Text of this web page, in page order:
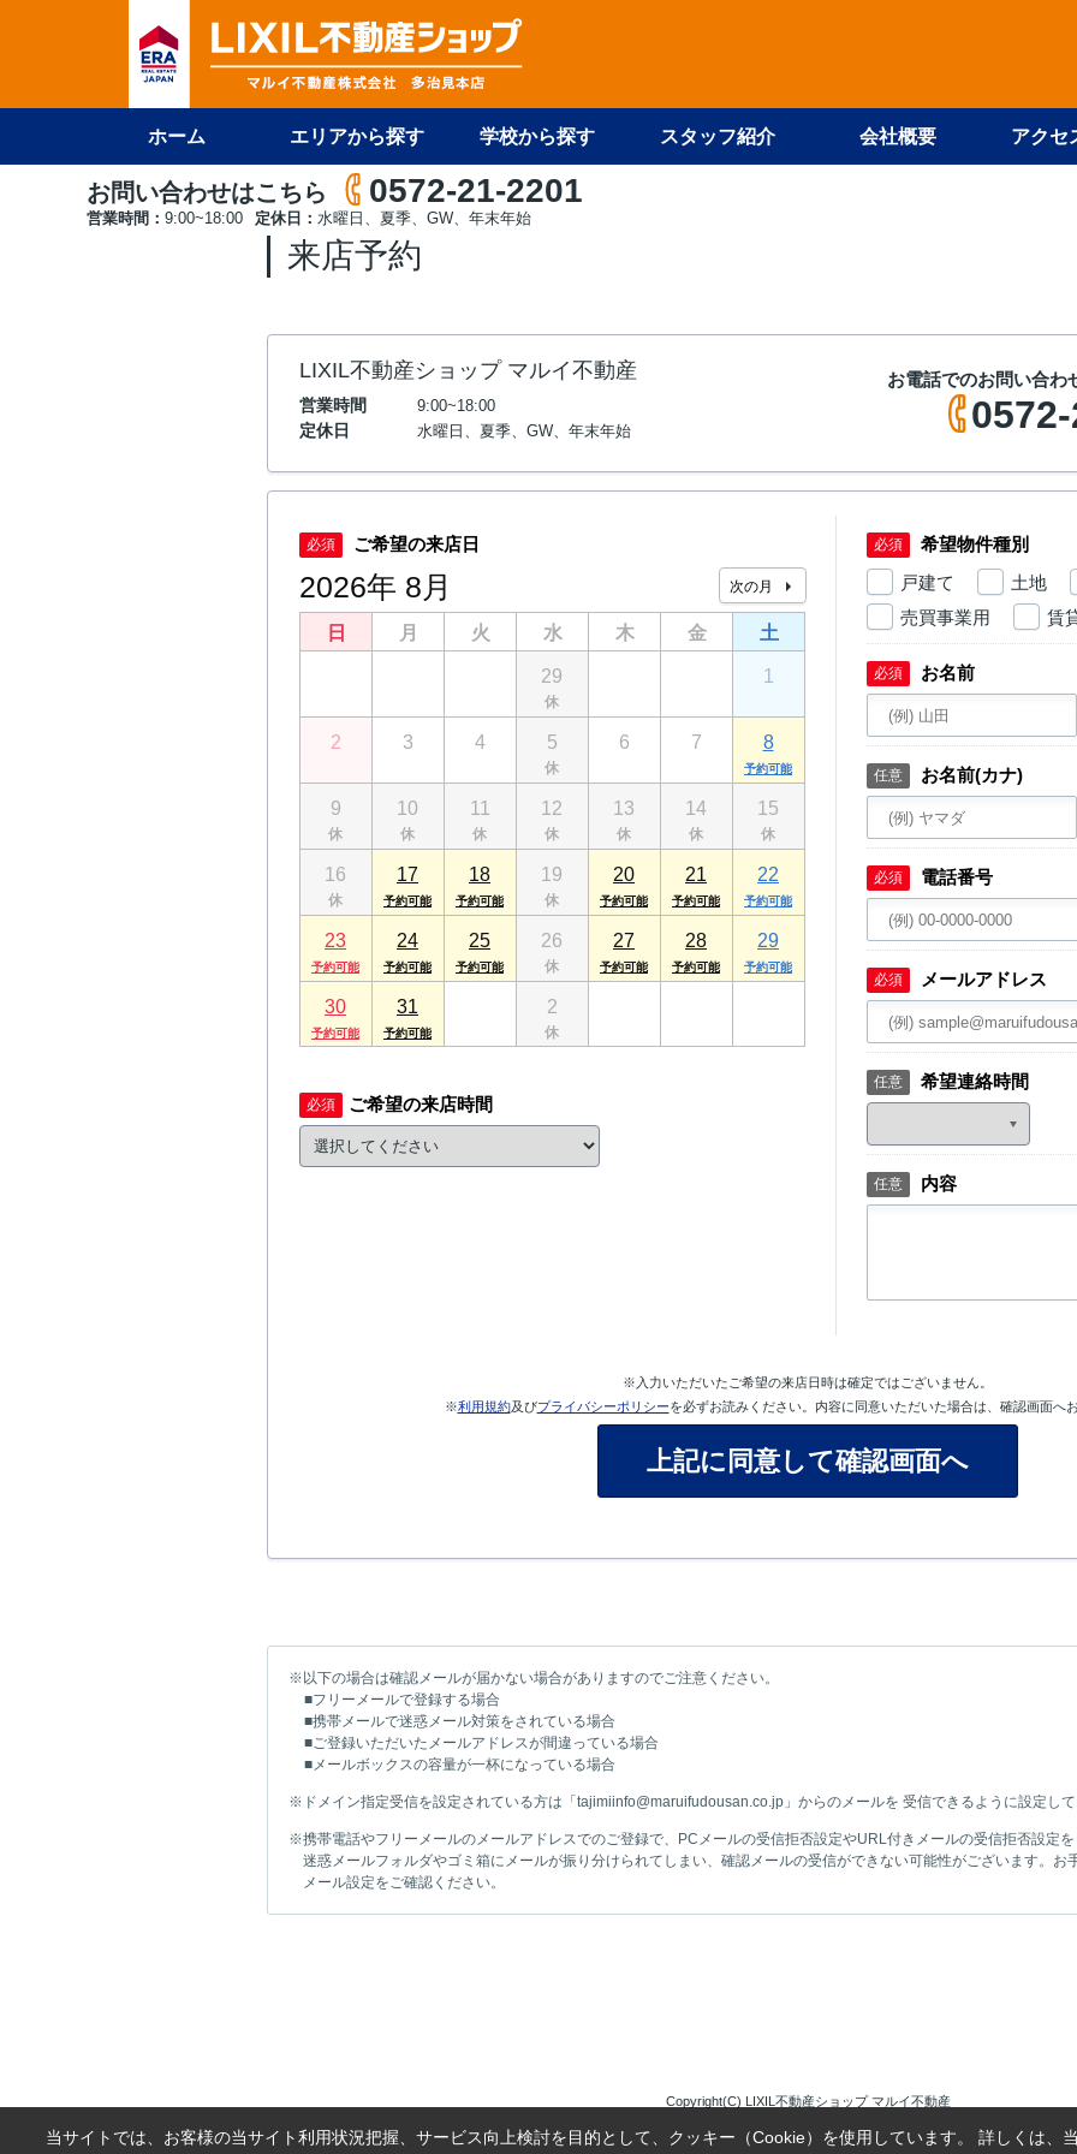
ホーム エリアから探す 学校から探す スタッフ紹介 会社概要 アクセ
お問い合わせはこちら 0572-21-2201
営業時間： 9:00~18:00 定休日： 水曜日、夏季、GW、年末年始
来店予約
LIXIL不動産ショップ マルイ不動産
営業時間 9:00~18:00
定休日 水曜日、夏季、GW、年末年始
お電話でのお問い合わ
0572-
必須 ご希望の来店日
2026年 8月
日 月 火 水 木 金 土
29 1
2 3 4 5 6 7 8
9 10 11 12 13 14 15
16 17 18 19 20 21 22
23 24 25 26 27 28 29
30 31 2
必須 ご希望の来店時間
必須
希望物件種別
戸建て
土地
売買事業用
賃
必須 お名前
任意 お名前(カナ)
必須 電話番号
必須 メールアドレス
任意 希望連絡時間
任意 内容
※入力いただいたご希望の来店日時は確定ではございません。
※利用規約及びプライバシーポリシーを必ずお読みください。内容に同意いただいた場合は、確認画面へ
※以下の場合は確認メールが届かない場合がありますのでご注意ください。
■フリーメールで登録する場合
■携帯メールで迷惑メール対策をされている場合
■ご登録いただいたメールアドレスが間違っている場合
■メールボックスの容量が一杯になっている場合
※ドメイン指定受信を設定されている方は「tajimiinfo@maruifudousan.co.jp」からのメールを 受信できるように設定して
※携帯電話やフリーメールのメールアドレスでのご登録で、PCメールの受信拒否設定やURL付きメールの受信拒否設定
迷惑メールフォルダやゴミ箱にメールが振り分けられてしまい、確認メールの受信ができない可能性がございます。お
メール設定をご確認ください。
Copyright(C) LIXIL不動産ショップ マルイ不動産
当サイトでは、お客様の当サイト利用状況把握、サービス向上検討を目的として、クッキー（Cookie）を使用しています。 詳しくは、